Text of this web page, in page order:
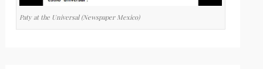
Paty at the Universal (Newspaper Mexico)